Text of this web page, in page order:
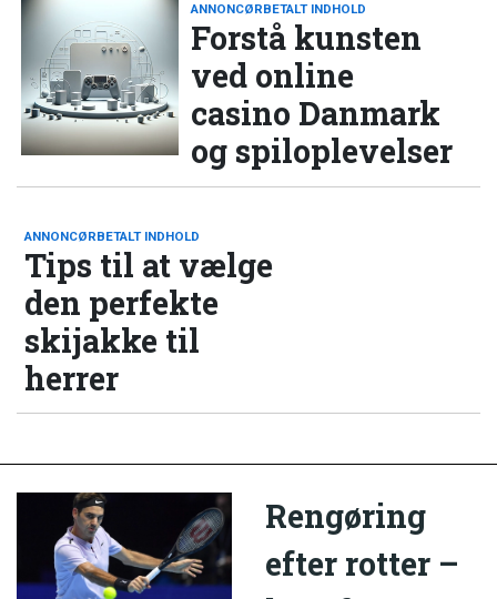
ANNONCØRBETALT INDHOLD
Forstå kunsten
ved online
casino Danmark
og spiloplevelser
ANNONCØRBETALT INDHOLD
Tips til at vælge
den perfekte
skijakke til
herrer
Rengøring
efter rotter –